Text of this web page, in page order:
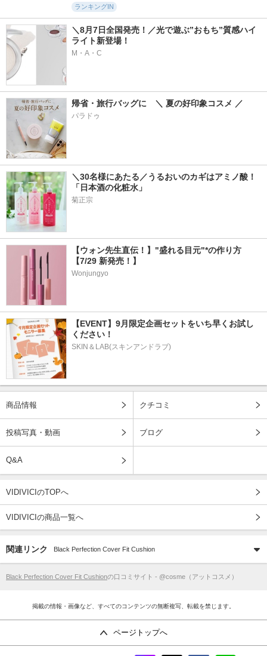
ランキングIN
＼8月7日全国発売！／光で遊ぶ”おもち”質感ハイ
ライト新登場！
M・A・C
帰省・旅行バッグに　＼ 夏の好印象コスメ ／
パラドゥ
＼30名様にあたる／うるおいのカギはアミノ酸！
「日本酒の化粧水」
菊正宗
【ウォン先生直伝！】"盛れる目元"*の作り方
【7/29 新発売！】
Wonjungyo
【EVENT】9月限定企画セットをいち早くお試し
ください！
SKIN＆LAB(スキンアンドラブ)
商品情報 クチコミ
投稿写真・動画 ブログ
Q&A
VIDIVICIのTOPへ
VIDIVICIの商品一覧へ
関連リンク Black Perfection Cover Fit Cushion
Black Perfection Cover Fit Cushionの口コミサイト - @cosme（アットコスメ）
掲載の情報・画像など、すべてのコンテンツの無断複写、転載を禁じます。
ページトップへ